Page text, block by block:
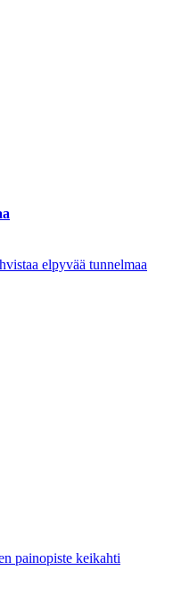
elpyvää tunnelmaa
painopiste keikahti